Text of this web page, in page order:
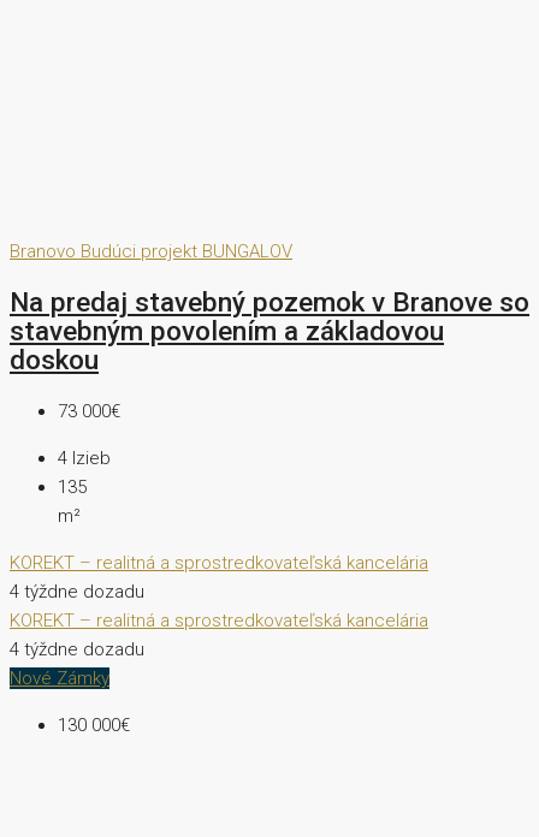
Branovo Budúci projekt BUNGALOV
Na predaj stavebný pozemok v Branove so
stavebným povolením a základovou
doskou
73 000€
4 Izieb
135
m²
KOREKT – realitná a sprostredkovateľská kancelária
4 týždne dozadu
KOREKT – realitná a sprostredkovateľská kancelária
4 týždne dozadu
Nové Zámky
130 000€